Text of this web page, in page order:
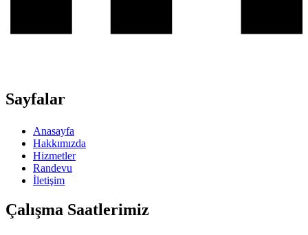
Sayfalar
Anasayfa
Hakkımızda
Hizmetler
Randevu
İletişim
Çalışma Saatlerimiz